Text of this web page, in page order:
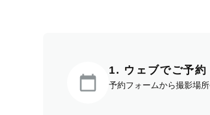
1. ウェブでご予約
予約フォームから撮影場